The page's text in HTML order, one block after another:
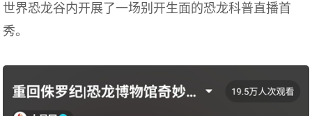
世界恐龙谷内开展了一场别开生面的恐龙科普直播首
秀。